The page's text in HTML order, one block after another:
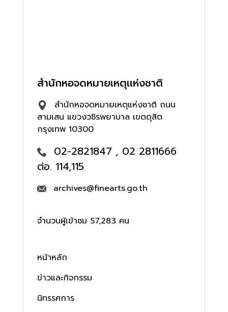
สำนักหอจดหมายเหตุเเห่งชาติ
สำนักหอจดหมายเหตุแห่งชาติ ถนน
สามเสน แขวงวชิรพยาบาล เขตดุสิต
กรุงเทพ 10300
02-2821847 , 02 2811666
ต่อ. 114,115
archives@finearts.go.th
จำนวนผู้เข้าชม 57,283 คน
หน้าหลัก
ข่าวและกิจกรรม
นิทรรศการ